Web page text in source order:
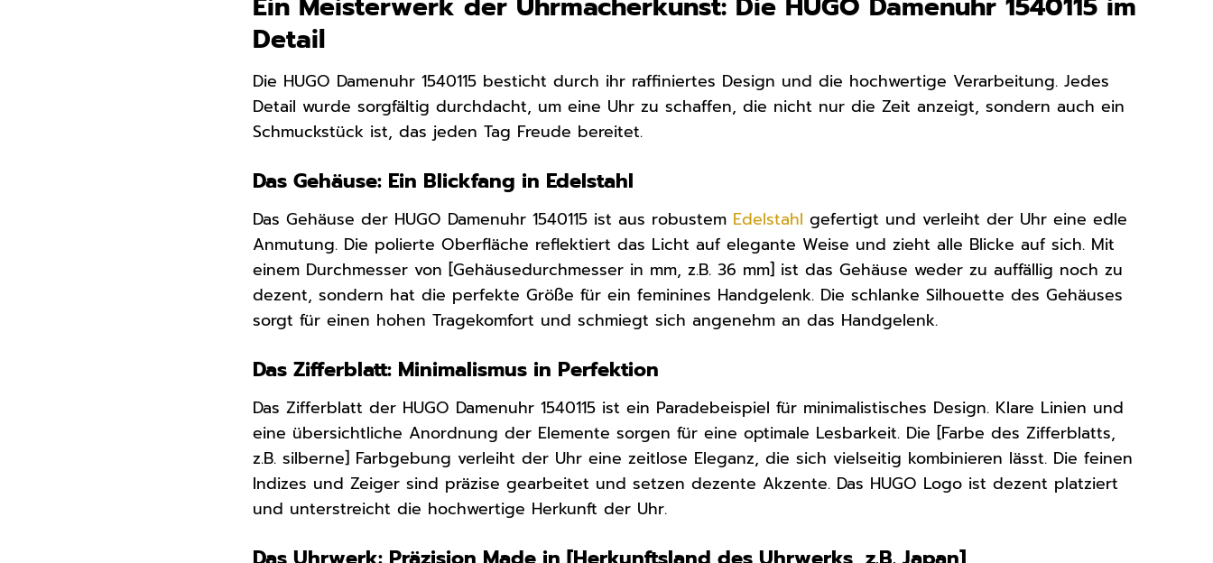
Detail
Die HUGO Damenuhr 1540115 besticht durch ihr raffiniertes Design und die hochwertige Verarbeitung. Jedes
Detail wurde sorgfältig durchdacht, um eine Uhr zu schaffen, die nicht nur die Zeit anzeigt, sondern auch ein
Schmuckstück ist, das jeden Tag Freude bereitet.
Das Gehäuse: Ein Blickfang in Edelstahl
Das Gehäuse der HUGO Damenuhr 1540115 ist aus robustem Edelstahl gefertigt und verleiht der Uhr eine edle
Anmutung. Die polierte Oberfläche reflektiert das Licht auf elegante Weise und zieht alle Blicke auf sich. Mit
einem Durchmesser von [Gehäusedurchmesser in mm, z.B. 36 mm] ist das Gehäuse weder zu auffällig noch zu
dezent, sondern hat die perfekte Größe für ein feminines Handgelenk. Die schlanke Silhouette des Gehäuses
sorgt für einen hohen Tragekomfort und schmiegt sich angenehm an das Handgelenk.
Das Zifferblatt: Minimalismus in Perfektion
Das Zifferblatt der HUGO Damenuhr 1540115 ist ein Paradebeispiel für minimalistisches Design. Klare Linien und
eine übersichtliche Anordnung der Elemente sorgen für eine optimale Lesbarkeit. Die [Farbe des Zifferblatts,
z.B. silberne] Farbgebung verleiht der Uhr eine zeitlose Eleganz, die sich vielseitig kombinieren lässt. Die feinen
Indizes und Zeiger sind präzise gearbeitet und setzen dezente Akzente. Das HUGO Logo ist dezent platziert
und unterstreicht die hochwertige Herkunft der Uhr.